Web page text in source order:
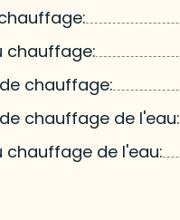
chauffage:
chauffage:
chauffage de l'eau:
chauffage de l'eau: